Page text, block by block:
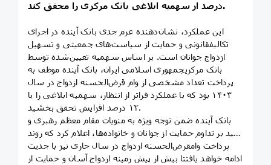
درصد از سهمیه ابلاغی بانک مرکزی را محقق کند.
این عملکرد، نشان‌دهنده عزم جدی بانک آینده در اجرای
تکالیفقانونی و حمایت از سیاست‌های جمعیتی و تسهیل
ازدواج جوانان است. بر اساس سهمیه تعیین‌شده توسط
بانک مرکزیجمهوری اسلامی ایران، بانک آینده موظف به
پرداخت تعداد مشخصی از وام قرض‌الحسنه ازدواج در سال
۱۴۰۳ بود که با عملکرد فراتر از انتظار، سهمیه ابلاغی را با
۱۲ درصد افزایش تحقق بخشید.
بانک آینده ضمن توجه ویژه به منویات مقام معظم رهبری و
تأکید بر تداوم حمایت از جوانان و خانواده‌ها، اعلام کرد که روند
پرداخت وامقرض‌الحسنه ازدواج در سال جاری نیز با جدیت
ادامه خواهد یافتتا بیش از پیش زمینه ازدواج آسان و حمایت از